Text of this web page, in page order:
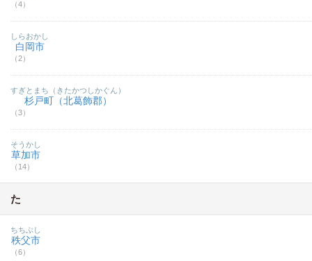
（4）
白岡市
（2）
しらおかし
杉戸町（北葛飾郡）
（3）
すぎとまち（きたかつしかぐん）
草加市
（14）
そうかし
た
秩父市
（6）
ちちぶし